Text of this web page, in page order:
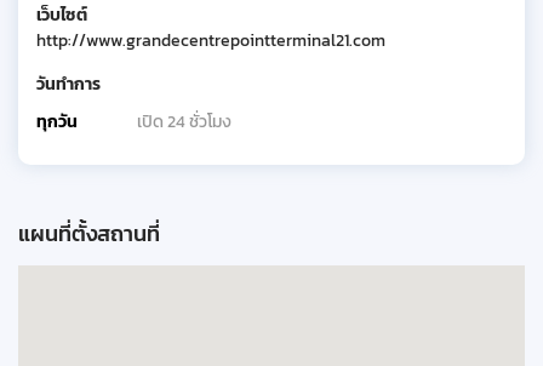
เว็บไซต์
http://www.grandecentrepointterminal21.com
วันทำการ
ทุกวัน
เปิด 24 ชั่วโมง
แผนที่ตั้งสถานที่